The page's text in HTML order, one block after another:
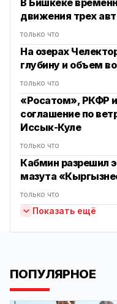
движения трех
только что
На озерах
глубину и объем
только что
«Росатом», РКФР
соглашение по
Иссык-Куле
только что
Кабмин разрешил
мазута
только что
Показать ещё
ПОПУЛЯРНОЕ